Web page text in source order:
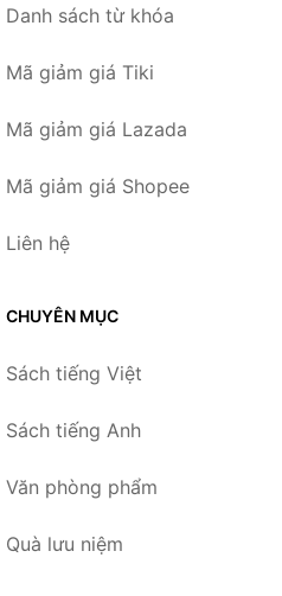
Danh sách từ khóa
Mã giảm giá Tiki
Mã giảm giá Lazada
Mã giảm giá Shopee
Liên hệ
CHUYÊN MỤC
Sách tiếng Việt
Sách tiếng Anh
Văn phòng phẩm
Quà lưu niệm